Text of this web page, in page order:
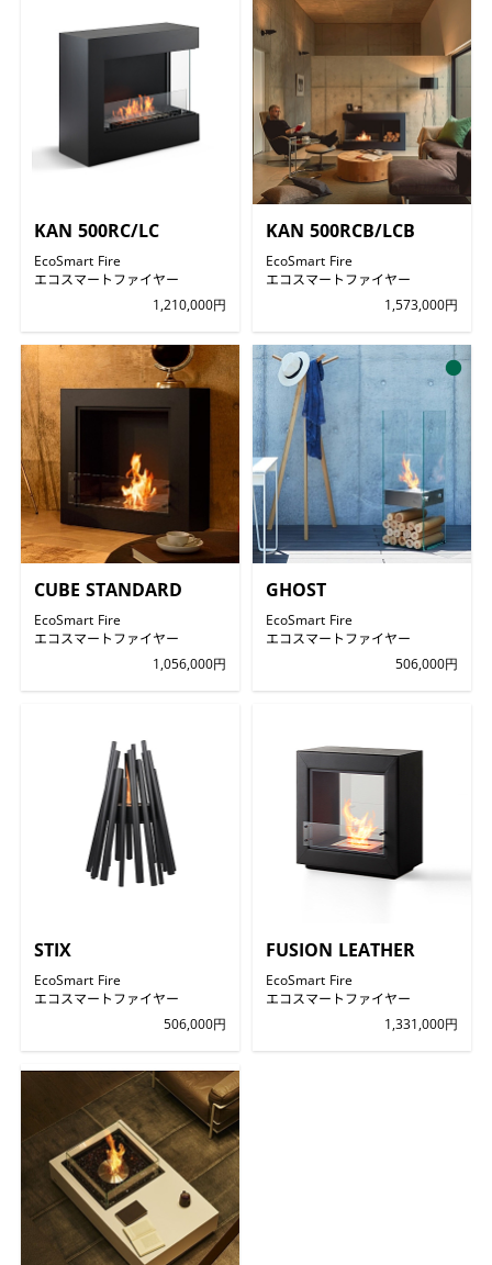
KAN 500RC/LC
EcoSmart Fire
エコスマートファイヤー
1,210,000円
KAN 500RCB/LCB
EcoSmart Fire
エコスマートファイヤー
1,573,000円
CUBE STANDARD
EcoSmart Fire
エコスマートファイヤー
1,056,000円
GHOST
EcoSmart Fire
エコスマートファイヤー
506,000円
●
STIX
EcoSmart Fire
エコスマートファイヤー
506,000円
FUSION LEATHER
EcoSmart Fire
エコスマートファイヤー
1,331,000円